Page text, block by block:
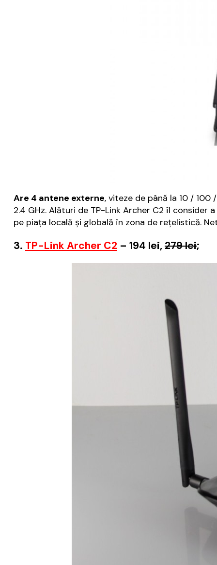
Are 4 antene externe, viteze de până la 10 /
2.4 GHz. Alături de TP-Link Archer C2 îl
pe piața locală și globală în zona de rețelistică.
3. TP-Link Archer C2 – 194 lei,279 lei;